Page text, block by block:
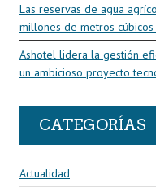
Las reservas de agua
millones de metros
Ashotel lidera la gestión
un ambicioso proyecto
CATEGORÍAS
Actualidad